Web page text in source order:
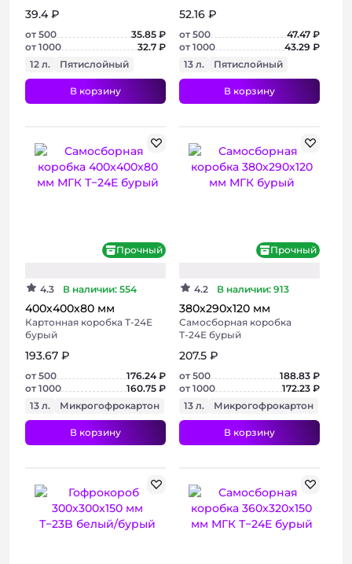
39.4 ₽
от 500
35.85 ₽
от 1000
32.7 ₽
12 л.
Пятислойный
В корзину
52.16 ₽
от 500
47.47 ₽
от 1000
43.29 ₽
13 л.
Пятислойный
В корзину
Прочный
4.3 В наличии: 554
400х400х80 мм
Картонная коробка Т-24Е
бурый
193.67 ₽
от 500
176.24 ₽
от 1000
160.75 ₽
13 л.
Микрогофрокартон
В корзину
Прочный
4.2 В наличии: 913
380х290х120 мм
Самосборная коробка
Т-24E бурый
207.5 ₽
от 500
188.83 ₽
от 1000
172.23 ₽
13 л.
Микрогофрокартон
В корзину